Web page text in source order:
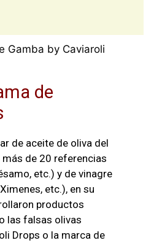
de
de aceite de oliva del
más de 20 referencias
etc.) y de vinagre
etc.), en su
productos
las falsas olivas
Drops o la marca de